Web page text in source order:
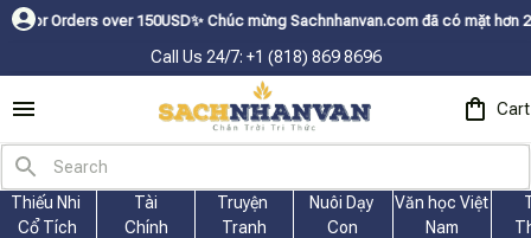
over 150USDㅤ✨Chúc mừng Sachnhanvan.com đã có mặt hơn 200 quốc
Call Us 24/7: +1 (818) 869 8696
Cart
Thiếu Nhi
Cổ Tích
Tài
Chính
Truyện
Tranh
Nuôi Dạy
Con
Văn học Việt
Nam